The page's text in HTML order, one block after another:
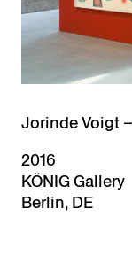
Jorinde Voigt
2016
KÖNIG Gallery
Berlin, DE